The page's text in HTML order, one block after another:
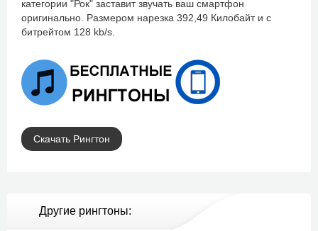
категории "Рок" заставит звучать ваш смартфон
оригинально. Размером нарезка 392,49 Килобайт и с
битрейтом 128 kb/s.
Скачать Рингтон
Другие рингтоны: